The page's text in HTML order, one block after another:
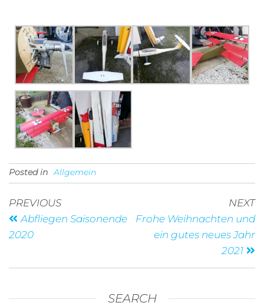
Posted in Allgemein
PREVIOUS
Abfliegen Saisonende
2020
NEXT
Frohe Weihnachten und
ein gutes neues Jahr
2021
SEARCH